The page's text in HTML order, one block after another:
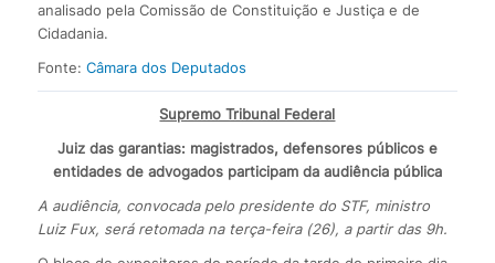
analisado pela Comissão de Constituição e Justiça e de
Cidadania.
Fonte: Câmara dos Deputados
Supremo Tribunal Federal
Juiz das garantias: magistrados, defensores públicos e
entidades de advogados participam da audiência pública
A audiência, convocada pelo presidente do STF, ministro
Luiz Fux, será retomada na terça-feira (26), a partir das 9h.